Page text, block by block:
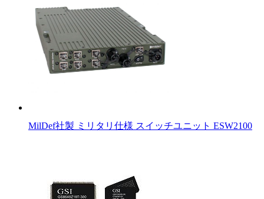
MilDef社製 ミリタリ仕様 スイッチユニット ESW2100